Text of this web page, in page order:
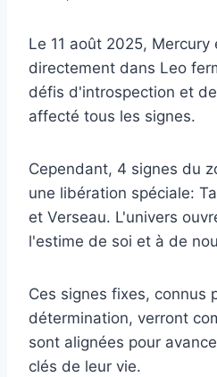
Le 11 août 2025,
directement dans Leo
défis d'introspection et
affecté tous les signes.
Cependant, 4 signes du
une libération spéciale:
et Verseau. L'univers
l'estime de soi et à de
Ces signes fixes, connus
détermination, verront
sont alignées pour
clés de leur vie.